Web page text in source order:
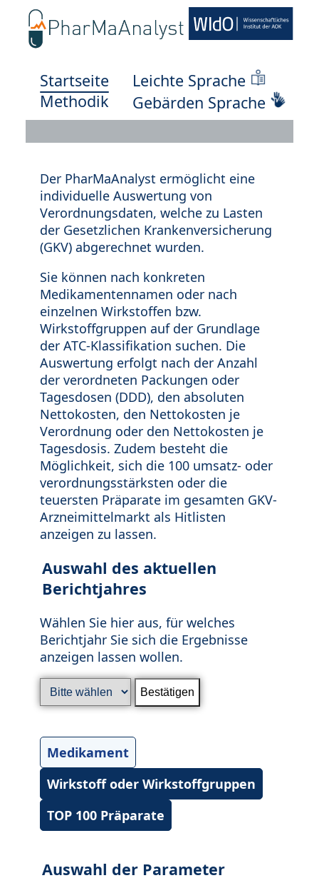
Startseite
Methodik
Leichte Sprache
Gebärden Sprache
Der PharMaAnalyst ermöglicht eine
individuelle Auswertung von
Verordnungsdaten, welche zu Lasten
der Gesetzlichen Krankenversicherung
(GKV) abgerechnet wurden.
Sie können nach konkreten
Medikamentennamen oder nach
einzelnen Wirkstoffen bzw.
Wirkstoffgruppen auf der Grundlage
der ATC-Klassifikation suchen. Die
Auswertung erfolgt nach der Anzahl
der verordneten Packungen oder
Tagesdosen (DDD), den absoluten
Nettokosten, den Nettokosten je
Verordnung oder den Nettokosten je
Tagesdosis. Zudem besteht die
Möglichkeit, sich die 100 umsatz- oder
verordnungsstärksten oder die
teuersten Präparate im gesamten GKV-
Arzneimittelmarkt als Hitlisten
anzeigen zu lassen.
Auswahl des aktuellen
Berichtjahres
Wählen Sie hier aus, für welches
Berichtjahr Sie sich die Ergebnisse
anzeigen lassen wollen.
Medikament
Wirkstoff oder Wirkstoffgruppen
TOP 100 Präparate
Auswahl der Parameter